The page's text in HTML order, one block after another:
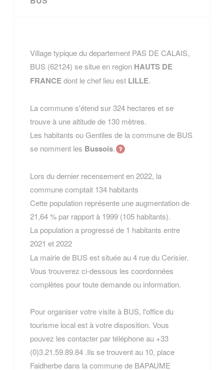
Village typique du departement PAS DE CALAIS,
BUS (62124) se situe en region HAUTS DE
FRANCEdont le chef lieu est LILLE.
La commune s'étend sur 324 hectares et se
trouve à une altitude de 130 mètres.
Les habitants ou Gentiles de la commune de BUS
se nomment les Bussois.
Lors du dernier recensement en 2022, la
commune comptait 134 habitants
Cette population représente une augmentation de
21,64 % par rapport à 1999 (105 habitants).
La population a progressé de 1 habitants entre
2021 et 2022
La mairie de BUS est située au 4 rue du Cerisier.
Vous trouverez ci-dessous les coordonnées
complètes pour toute demande ou information.
Pour organiser votre visite à BUS, l'office du
tourisme local est à votre disposition. Vous
pouvez les contacter par téléphone au +33
(0)3.21.59.89.84 .Ils se trouvent au 10, place
Faidherbe dans la commune de BAPAUME